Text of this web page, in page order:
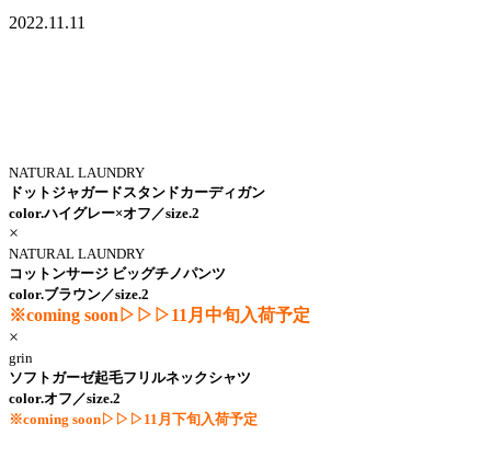
2022.11.11
NATURAL LAUNDRY
ドットジャガードスタンドカーディガン
color.ハイグレー×オフ／size.2
×
NATURAL LAUNDRY
コットンサージ ビッグチノパンツ
color.ブラウン／size.2
※coming soon▷▷▷11月中旬入荷予定
×
grin
ソフトガーゼ起毛フリルネックシャツ
color.オフ／size.2
※coming soon ▷▷▷11月下旬入荷予定